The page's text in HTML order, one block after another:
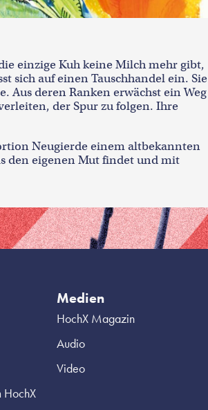
einzige Kuh keine Milch mehr gibt,
sich auf einen Tauschhandel ein. Sie
Aus deren Ranken erwächst ein Weg
der Spur zu folgen. Ihre
Neugierde einem altbekannten
den eigenen Mut findet und mit
HochX
Medien
HochX Magazin
Audio
Video